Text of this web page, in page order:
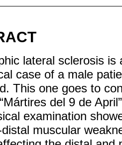
lateral sclerosis
case of a male
This one goes to
del 9 de
examination
muscular